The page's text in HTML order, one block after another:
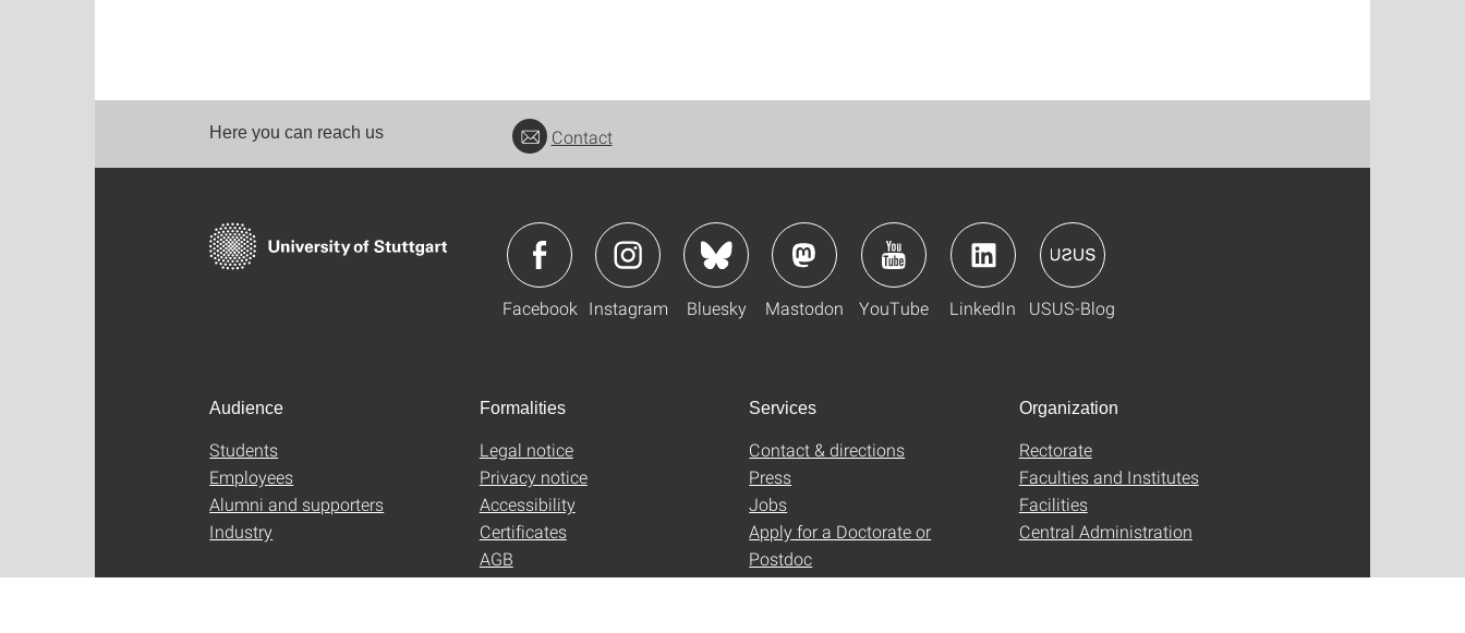
Here you can reach us Contact
Facebook Instagram Bluesky Mastodon YouTube LinkedIn USUS-Blog
Audience
Students
Employees
Alumni and supporters
Industry
Formalities
Legal notice
Privacy notice
Accessibility
Certificates
AGB
Services
Contact & directions
Press
Jobs
Apply for a Doctorate or
Postdoc
Organization
Rectorate
Faculties and Institutes
Facilities
Central Administration